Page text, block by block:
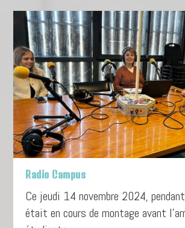
Radio Campus
Ce jeudi 14 novembre 2024,
était en cours de montage avant